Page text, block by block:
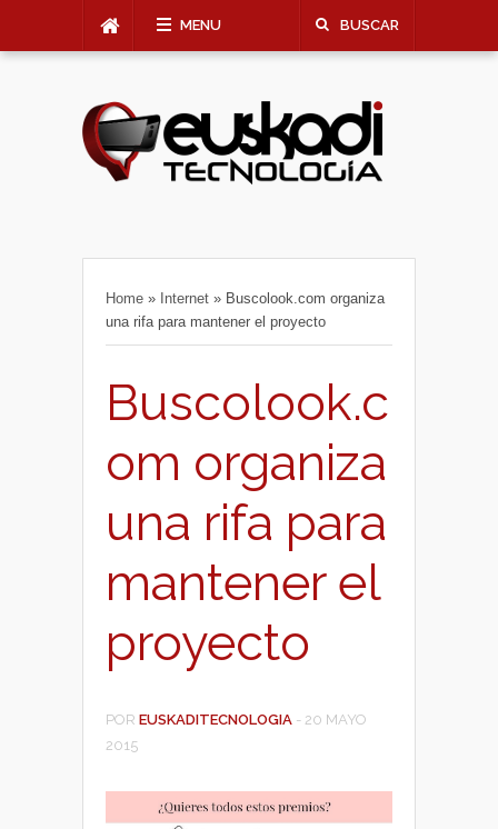
MENU BUSCAR
Home » Internet » Buscolook.com organiza
una rifa para mantener el proyecto
Buscolook.c
om organiza
una rifa para
mantener el
proyecto
POR EUSKADITECNOLOGIA - 20 MAYO
2015